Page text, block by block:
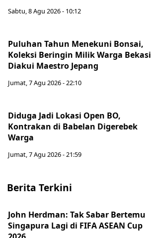
Sabtu, 8 Agu 2026 - 10:12
Puluhan Tahun Menekuni Bonsai,
Koleksi Beringin Milik Warga Bekasi
Diakui Maestro Jepang
Jumat, 7 Agu 2026 - 22:10
Diduga Jadi Lokasi Open BO,
Kontrakan di Babelan Digerebek
Warga
Jumat, 7 Agu 2026 - 21:59
Berita Terkini
John Herdman: Tak Sabar Bertemu
Singapura Lagi di FIFA ASEAN Cup